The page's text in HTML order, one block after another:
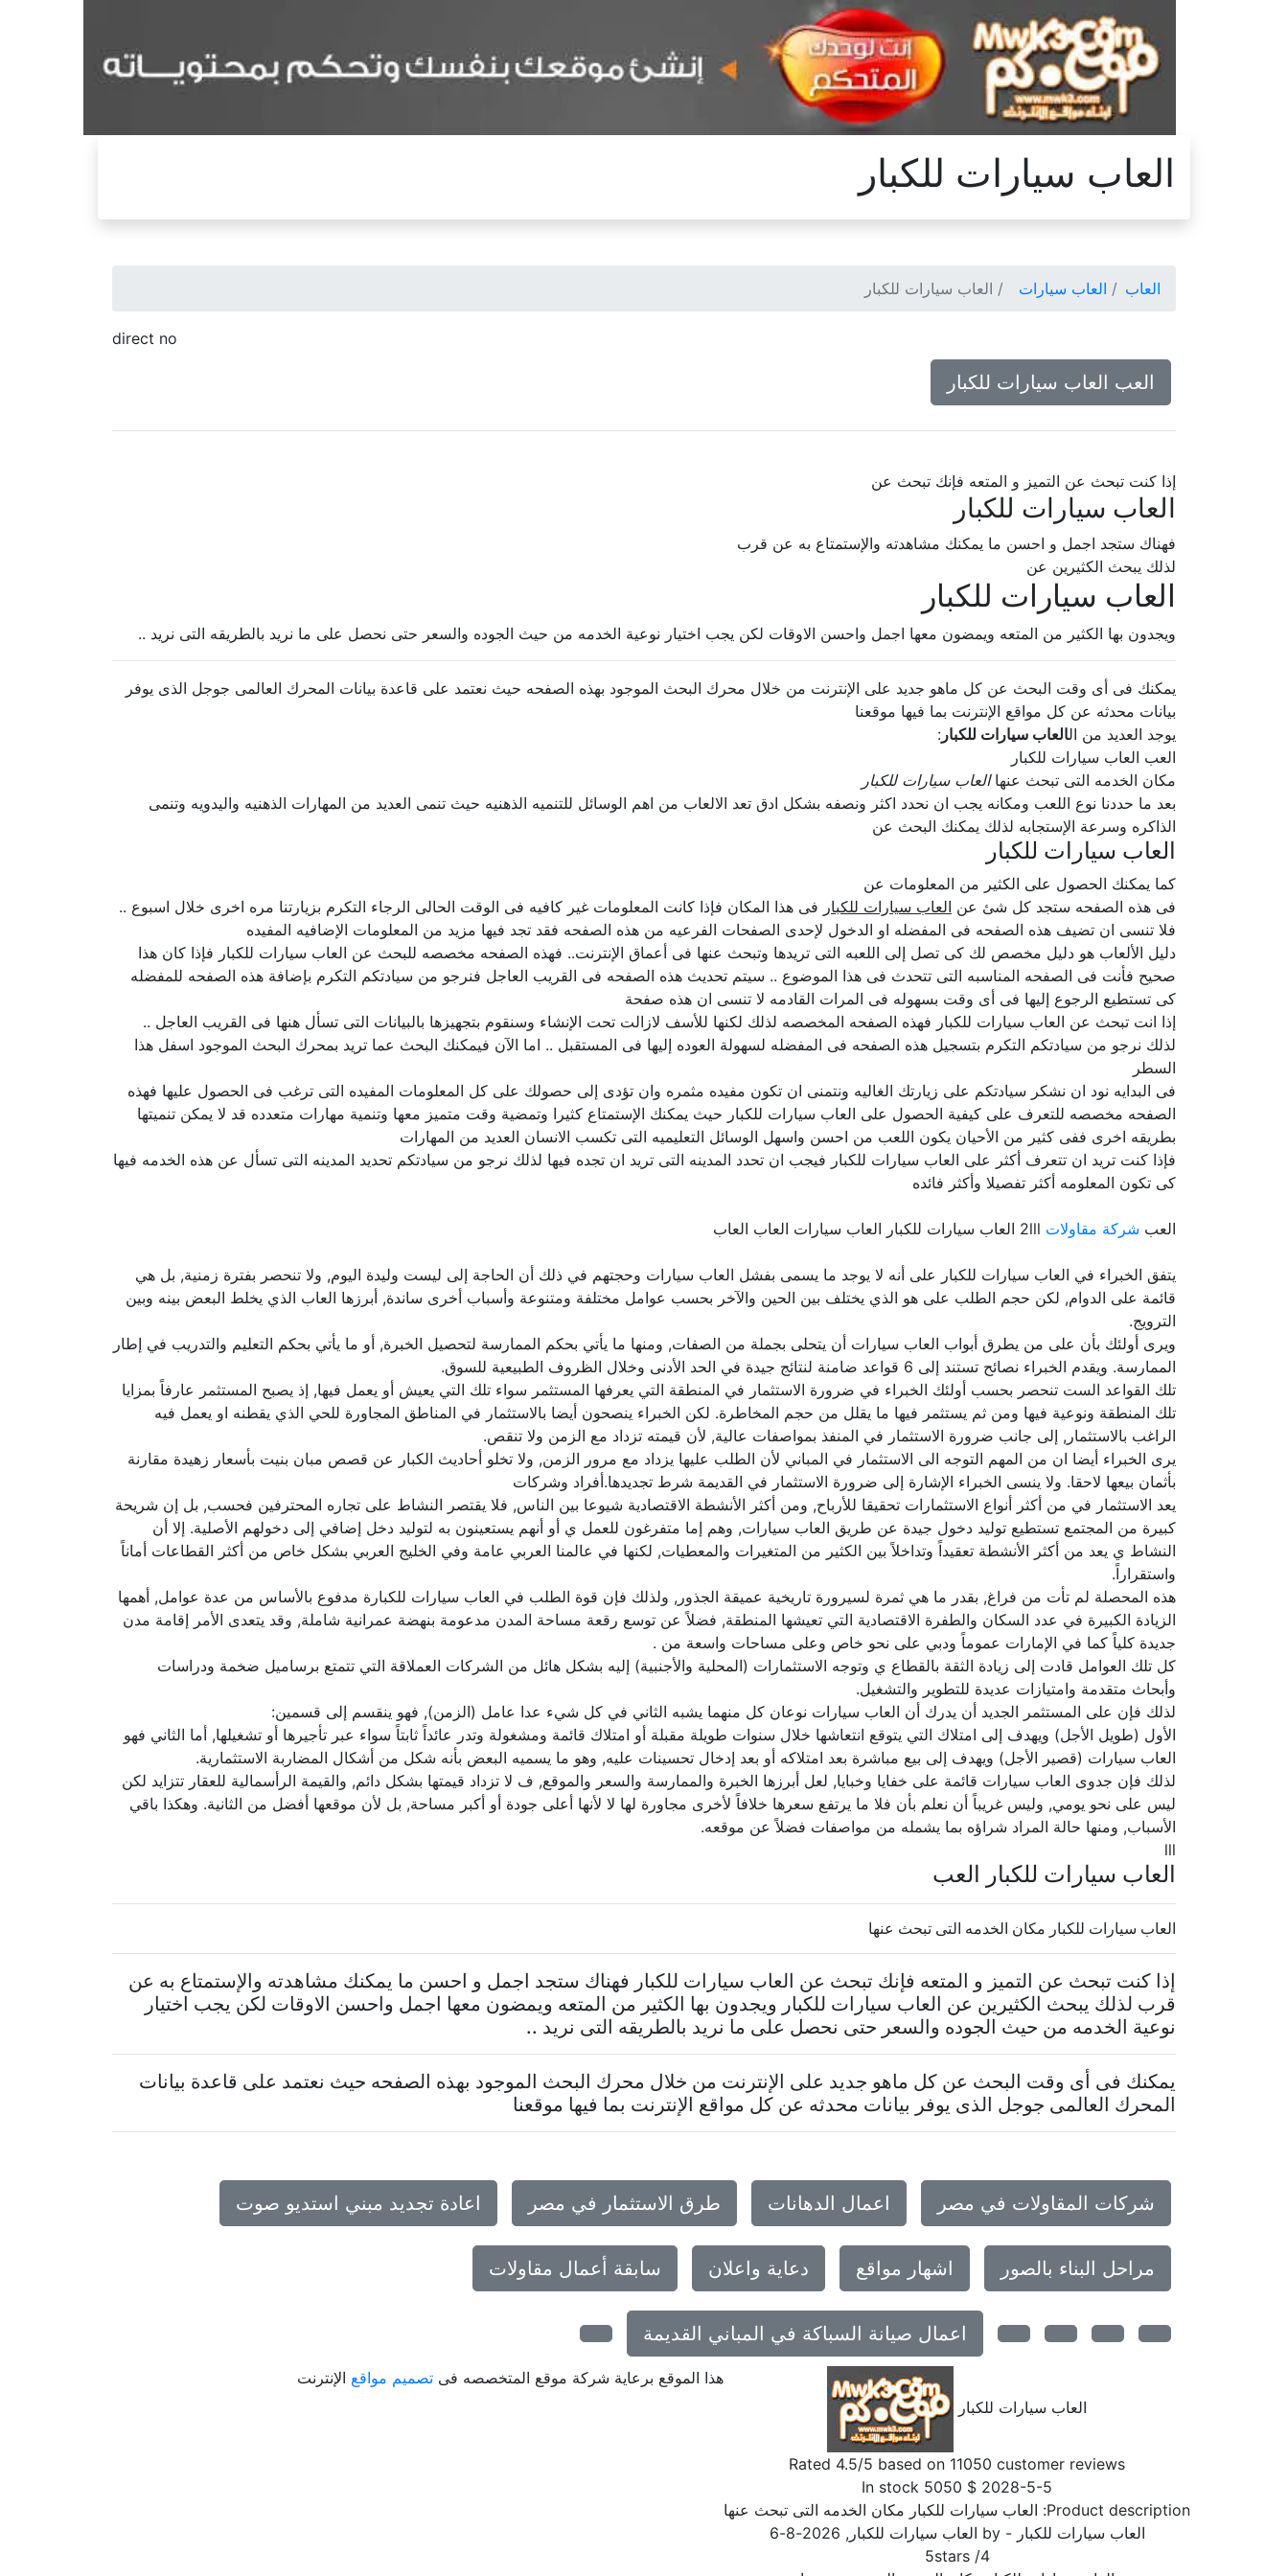
العاب سيارات للكبار
العاب العاب سيارات العاب سيارات للكبار
direct no
العب العاب سيارات للكبار
إذا كنت تبحث عن التميز و المتعه فإنك تبحث عن
العاب سيارات للكبار
فهناك ستجد اجمل و احسن ما يمكنك مشاهدته والإستمتاع به عن قرب
لذلك يبحث الكثيرين عن
العاب سيارات للكبار
ويجدون بها الكثير من المتعه ويمضون معها اجمل واحسن الاوقات لكن يجب اختيار نوعية الخدمه من حيث الجوده والسعر حتى نحصل على ما نريد بالطريقه التى نريد ..
يمكنك فى أى وقت البحث عن كل ماهو جديد على الإنترنت من خلال محرك البحث الموجود بهذه الصفحه حيث نعتمد على قاعدة بيانات المحرك العالمى جوجل الذى يوفر
بيانات محدثه عن كل مواقع الإنترنت بما فيها موقعنا
يوجد العديد من الالعاب سيارات للكبار :
العب العاب سيارات للكبار
مكان الخدمه التى تبحث عنهاالعاب سيارات للكبار
بعد ما حددنا نوع اللعب ومكانه يجب ان نحدد اكثر ونصفه بشكل ادق تعد الالعاب من اهم الوسائل للتنميه الذهنيه حيث تنمى العديد من المهارات الذهنيه واليدويه وتنمى
الذاكره وسرعة الإستجابه لذلك يمكنك البحث عن
العاب سيارات للكبار
كما يمكنك الحصول على الكثير من المعلومات عن
فى هذه الصفحه ستجد كل شئ عن العاب سيارات للكبار فى هذا المكان فإذا كانت المعلومات غير كافيه فى الوقت الحالى الرجاء التكرم بزيارتنا مره اخرى خلال اسبوع ..
فلا تنسى ان تضيف هذه الصفحه فى المفضله او الدخول لإحدى الصفحات الفرعيه من هذه الصفحه فقد تجد فيها مزيد من المعلومات الإضافيه المفيده
دليل الألعاب هو دليل مخصص لك كى تصل إلى اللعبه التى تريدها وتبحث عنها فى أعماق الإنترنت.. فهذه الصفحه مخصصه للبحث عن العاب سيارات للكبار فإذا كان هذا
صحيح فأنت فى الصفحه المناسبه التى تتحدث فى هذا الموضوع .. سيتم تحديث هذه الصفحه فى القريب العاجل فنرجو من سيادتكم التكرم بإضافة هذه الصفحه للمفضله
كى تستطيع الرجوع إليها فى أى وقت بسهوله فى المرات القادمه لا تنسى ان هذه صفحة
إذا انت تبحث عن العاب سيارات للكبار فهذه الصفحه المخصصه لذلك لكنها للأسف لازالت تحت الإنشاء وسنقوم بتجهيزها بالبيانات التى تسأل هنها فى القريب العاجل ..
لذلك نرجو من سيادتكم التكرم بتسجيل هذه الصفحه فى المفضله لسهولة العوده إليها فى المستقبل .. اما الآن فيمكنك البحث عما تريد بمحرك البحث الموجود اسفل هذا
السطر
فى البدايه نود ان نشكر سيادتكم على زيارتك الغاليه ونتمنى ان تكون مفيده مثمره وان تؤدى إلى حصولك على كل المعلومات المفيده التى ترغب فى الحصول عليها فهذه
الصفحه مخصصه للتعرف على كيفية الحصول على العاب سيارات للكبار حيث يمكنك الإستمتاع كثيرا وتمضية وقت متميز معها وتنمية مهارات متعدده قد لا يمكن تنميتها
بطريقه اخرى ففى كثير من الأحيان يكون اللعب من احسن واسهل الوسائل التعليميه التى تكسب الانسان العديد من المهارات
فإذا كنت تريد ان تتعرف أكثر على العاب سيارات للكبار فيجب ان تحدد المدينه التى تريد ان تجده فيها لذلك نرجو من سيادتكم تحديد المدينه التى تسأل عن هذه الخدمه فيها
كى تكون المعلومه أكثر تفصيلا وأكثر فائده
العب شركة مقاولات
يتفق الخبراء في العاب سيارات للكبار على أنه لا يوجد ما يسمى بفشل العاب سيارات وحجتهم في ذلك أن الحاجة إلى ليست وليدة اليوم, ولا تنحصر بفترة زمنية, بل هي
قائمة على الدوام, لكن حجم الطلب على هو الذي يختلف بين الحين والآخر بحسب عوامل مختلفة ومتنوعة وأسباب أخرى ساندة, أبرزها العاب الذي يخلط البعض بينه وبين
الترويج.
ويرى أولئك بأن على من يطرق أبواب العاب سيارات أن يتحلى بجملة من الصفات, ومنها ما يأتي بحكم الممارسة لتحصيل الخبرة, أو ما يأتي بحكم التعليم والتدريب في إطار
الممارسة. ويقدم الخبراء نصائح تستند إلى 6 قواعد ضامنة لنتائج جيدة في الحد الأدنى وخلال الظروف الطبيعية للسوق.
تلك القواعد الست تنحصر بحسب أولئك الخبراء في ضرورة الاستثمار في المنطقة التي يعرفها المستثمر سواء تلك التي يعيش أو يعمل فيها, إذ يصبح المستثمر عارفاً بمزايا
تلك المنطقة ونوعية فيها ومن ثم يستثمر فيها ما يقلل من حجم المخاطرة. لكن الخبراء ينصحون أيضا بالاستثمار في المناطق المجاورة للحي الذي يقطنه او يعمل فيه
الراغب بالاستثمار, إلى جانب ضرورة الاستثمار في المنفذ بمواصفات عالية, لأن قيمته تزداد مع الزمن ولا تنقص.
يرى الخبراء أيضا ان من المهم التوجه الى الاستثمار في المباني لأن الطلب عليها يزداد مع مرور الزمن, ولا تخلو أحاديث الكبار عن قصص مبان بنيت بأسعار زهيدة مقارنة
بأثمان بيعها لاحقا. ولا ينسى الخبراء الإشارة إلى ضرورة الاستثمار في القديمة شرط تجديدها.أفراد وشركات
يعد الاستثمار في من أكثر أنواع الاستثمارات تحقيقا للأرباح, ومن أكثر الأنشطة الاقتصادية شيوعا بين الناس, فلا يقتصر النشاط على تجاره المحترفين فحسب, بل إن شريحة
كبيرة من المجتمع تستطيع توليد دخول جيدة عن طريق العاب سيارات, وهم إما متفرغون للعمل ي أو أنهم يستعينون به لتوليد دخل إضافي إلى دخولهم الأصلية. إلا أن
النشاط ي يعد من أكثر الأنشطة تعقيداً وتداخلاً بين الكثير من المتغيرات والمعطيات, لكنها في عالمنا العربي عامة وفي الخليج العربي بشكل خاص من أكثر القطاعات أماناً
واستقراراً.
هذه المحصلة لم تأت من فراغ, بقدر ما هي ثمرة لسيرورة تاريخية عميقة الجذور, ولذلك فإن قوة الطلب في العاب سيارات للكبارة مدفوع بالأساس من عدة عوامل, أهمها
الزيادة الكبيرة في عدد السكان والطفرة الاقتصادية التي تعيشها المنطقة, فضلاً عن توسع رقعة مساحة المدن مدعومة بنهضة عمرانية شاملة, وقد يتعدى الأمر إقامة مدن
جديدة كلياً كما في الإمارات عموماً ودبي على نحو خاص وعلى مساحات واسعة من .
كل تلك العوامل قادت إلى زيادة الثقة بالقطاع ي وتوجه الاستثمارات (المحلية والأجنبية) إليه بشكل هائل من الشركات العملاقة التي تتمتع برساميل ضخمة ودراسات
وأبحاث متقدمة وامتيازات عديدة للتطوير والتشغيل.
لذلك فإن على المستثمر الجديد أن يدرك أن العاب سيارات نوعان كل منهما يشبه الثاني في كل شيء عدا عامل (الزمن), فهو ينقسم إلى قسمين:
الأول (طويل الأجل) ويهدف إلى امتلاك التي يتوقع انتعاشها خلال سنوات طويلة مقبلة أو امتلاك قائمة ومشغولة وتدر عائداً ثابتاً سواء عبر تأجيرها أو تشغيلها, أما الثاني فهو
العاب سيارات (قصير الأجل) ويهدف إلى بيع مباشرة بعد امتلاكه أو بعد إدخال تحسينات عليه, وهو ما يسميه البعض بأنه شكل من أشكال المضاربة الاستثمارية.
لذلك فإن جدوى العاب سيارات قائمة على خفايا وخبايا, لعل أبرزها الخبرة والممارسة والسعر والموقع, ف لا تزداد قيمتها بشكل دائم, والقيمة الرأسمالية للعقار تتزايد لكن
ليس على نحو يومي, وليس غريباً أن نعلم بأن فلا ما يرتفع سعرها خلافاً لأخرى مجاورة لها لا لأنها أعلى جودة أو أكبر مساحة, بل لأن موقعها أفضل من الثانية. وهكذا باقي
الأسباب, ومنها حالة المراد شراؤه بما يشمله من مواصفات فضلاً عن موقعه.
lll
العاب سيارات للكبار العب
العاب سيارات للكبار مكان الخدمه التى تبحث عنها
إذا كنت تبحث عن التميز و المتعه فإنك تبحث عن العاب سيارات للكبار فهناك ستجد اجمل و احسن ما يمكنك مشاهدته والإستمتاع به عن
قرب لذلك يبحث الكثيرين عن العاب سيارات للكبار ويجدون بها الكثير من المتعه ويمضون معها اجمل واحسن الاوقات لكن يجب اختيار
نوعية الخدمه من حيث الجوده والسعر حتى نحصل على ما نريد بالطريقه التى نريد ..
يمكنك فى أى وقت البحث عن كل ماهو جديد على الإنترنت من خلال محرك البحث الموجود بهذه الصفحه حيث نعتمد على قاعدة بيانات
المحرك العالمى جوجل الذى يوفر بيانات محدثه عن كل مواقع الإنترنت بما فيها موقعنا
شركات المقاولات في مصر اعمال الدهانات طرق الاستثمار في مصر اعادة تجديد مبني استديو صوت
مراحل البناء بالصور اشهار مواقع دعاية واعلان سابقة أعمال مقاولات
اعمال صيانة السباكة في المباني القديمة
العاب سيارات للكبار
Rated 4.5/5 based on 11050 customer reviews
2028-5-5
$
5050
In stock
Product description: العاب سيارات للكبار مكان الخدمه التى تبحث عنها
العاب سيارات للكبار - by العاب سيارات للكبار ,
2026-8-6
4
/
5stars
هذا الموقع برعاية شركة موقع المتخصصه فى تصميم مواقع الإنترنت